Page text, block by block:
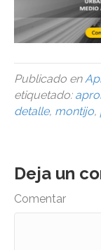
Publicado en
etiquetado:
detalle, montijo,
Deja un
Comentar